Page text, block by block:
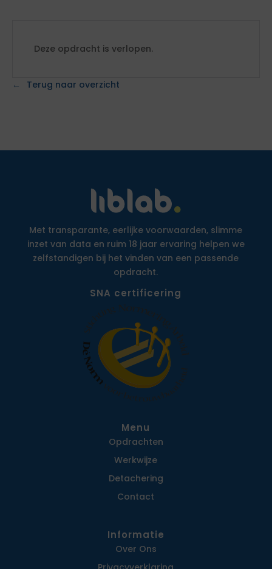
Deze opdracht is verlopen.
Terug naar overzicht
Met transparante, eerlijke voorwaarden, slimme
inzet van data en ruim 18 jaar ervaring helpen we
zelfstandigen bij het vinden van een passende
opdracht.
SNA certificering
Menu
Opdrachten
Werkwijze
Detachering
Contact
Informatie
Over Ons